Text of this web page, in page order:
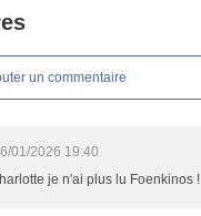
un commentaire
01/2026 19:40
je n'ai plus lu Foenkinos !